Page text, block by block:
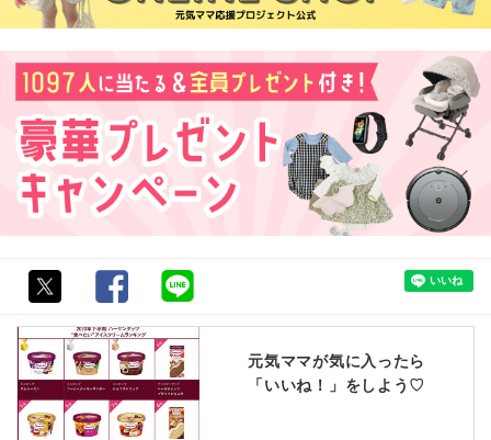
元気ママが気に入ったら
「いいね！」をしよう♡